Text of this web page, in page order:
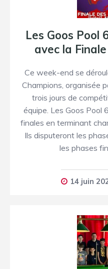
Les Goos Pool
avec la
Ce week-end se
Champions, organisée
trois jours de
équipe. Les Goos Pool
finales en terminant
Ils disputeront les
les phases
14 juin